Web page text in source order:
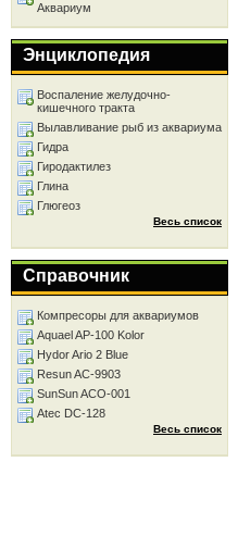
Аквариум
Энциклопедия
Воспаление желудочно-
кишечного тракта
Вылавливание рыб из аквариума
Гидра
Гиродактилез
Глина
Глюгеоз
Весь список
Справочник
Компресоры для аквариумов
Aquael AP-100 Kolor
Hydor Ario 2 Blue
Resun AC-9903
SunSun ACO-001
Atec DC-128
Весь список